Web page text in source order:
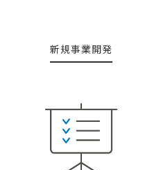
新規事業開発